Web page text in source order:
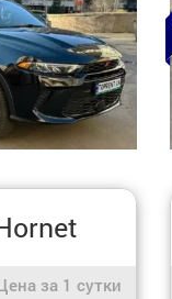
за 1 сутки
за 1 сутки